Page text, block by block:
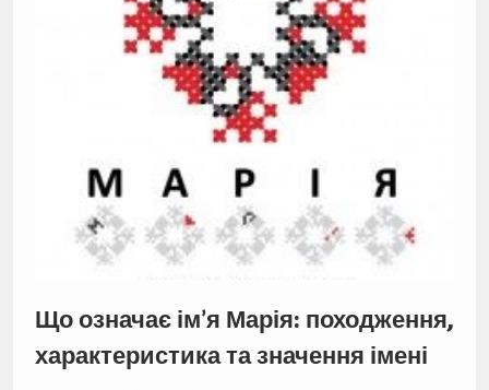
Що означає ім’я Марія: походження,
характеристика та значення імені